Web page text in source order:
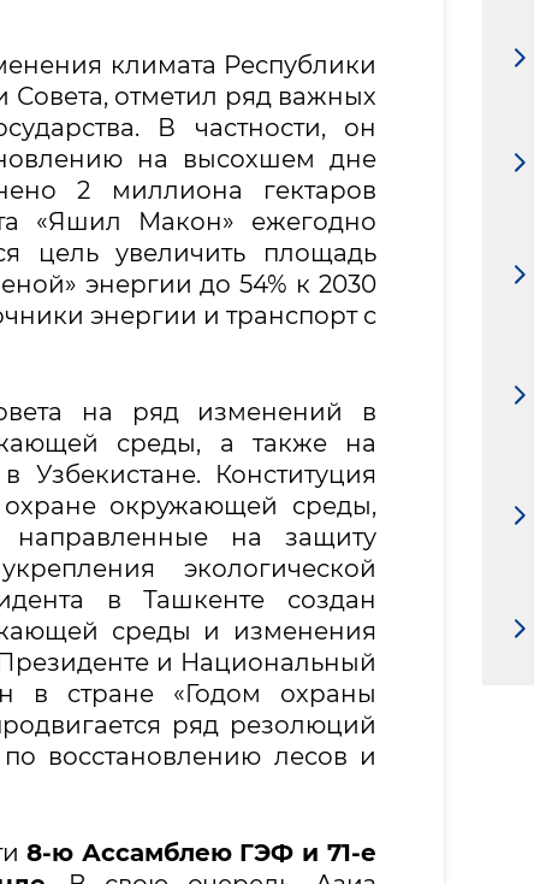
климата Республики
Совета, отметил ряд важных
В частности, он
на высохшем дне
2 миллиона гектаров
«Яшил Макон» ежегодно
цель увеличить площадь
энергии до 54% к 2030
энергии и транспорт с
на ряд изменений в
среды, а также на
Узбекистане. Конституция
окружающей среды,
направленные на защиту
экологической
в Ташкенте создан
среды и изменения
и Национальный
в стране «Годом охраны
ряд резолюций
восстановлению лесов и
8-ю Ассамблею ГЭФ и 71-е